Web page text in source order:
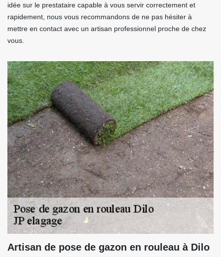
idée sur le prestataire capable à vous servir correctement et
rapidement, nous vous recommandons de ne pas hésiter à
mettre en contact avec un artisan professionnel proche de chez
vous.
Artisan de pose de gazon en rouleau à Dilo